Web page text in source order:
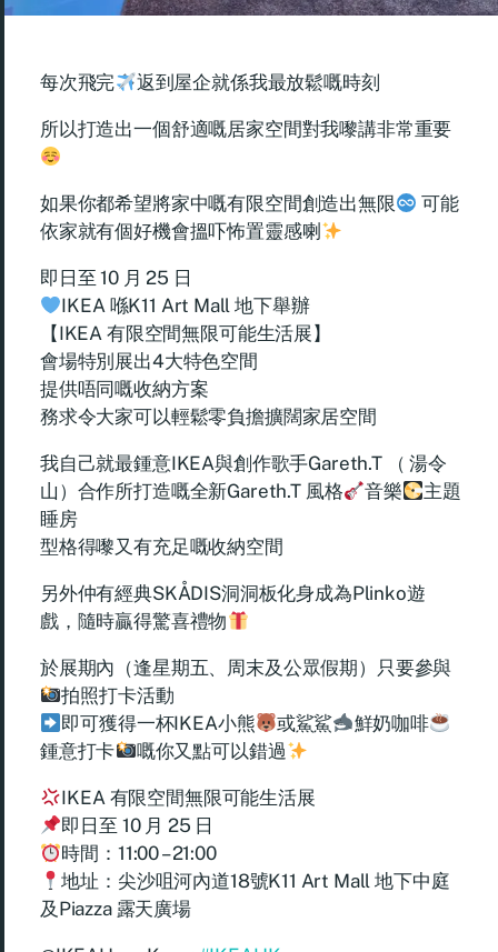
每次飛完 返到屋企就係我最放鬆嘅時刻
所以打造出一個舒適嘅居家空間對我嚟講非常重要
如果你都希望將家中嘅有限空間創造出無限
可能
依家就有個好機會搵吓怖置靈感喇
即日至 10 月 25 日
IKEA 喺K11 Art Mall 地下舉辦
【IKEA 有限空間無限可能生活展】
會場特別展出4大特色空間
提供唔同嘅收納方案
務求令大家可以輕鬆零負擔擴闊家居空間
我自己就最鍾意IKEA與創作歌手Gareth.T （ 湯令
山）合作所打造嘅全新Gareth.T 風格
音樂
主題
睡房
型格得嚟又有充足嘅收納空間
另外仲有經典SKÅDIS洞洞板化身成為Plinko遊
戲，隨時贏得驚喜禮物
於展期內（逢星期五、周末及公眾假期）只要參與
拍照打卡活動
即可獲得一杯IKEA小熊
或鯊鯊
鮮奶咖啡
鍾意打卡
嘅你又點可以錯過
IKEA 有限空間無限可能生活展
即日至 10 月 25 日
時間：11:00 – 21:00
地址：尖沙咀河內道18號K11 Art Mall 地下中庭
及Piazza 露天廣場